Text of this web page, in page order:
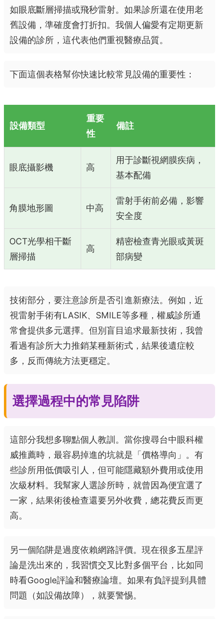
如眼底斷層掃描或飛秒雷射。如果診所還在使用老
舊設備，準確度會打折扣。我個人偏愛有定期更新
設備的診所，這代表他們重視醫療品質。
下面這個表格幫你快速比較常見設備的重要性：
設備類型
重要
性
備註
眼底攝影機 高
用于診斷視網膜疾病，
基本配備
角膜地形圖 中高
雷射手術前必備，影響
安全度
OCT光學相干斷
層掃描
高
精密檢查青光眼或黃斑
部病變
技術部分，要注意診所是否引進新療法。例如，近
視雷射手術有LASIK、SMILE等多種，權威診所通
常會提供多元選擇。但別盲目追求最新技術，我曾
看過有診所大力推銷某種新術式，結果後遺症較
多，反而傳統方法更穩定。
選擇過程中的常見陷阱
這部分我想多聊點個人教訓。當你搜尋台中眼科權
威推薦時，最容易掉進的坑就是「價格導向」。有
些診所用低價吸引人，但可能隱藏額外費用或使用
次級材料。我幫家人選診所時，就曾因為便宜選了
一家，結果術後檢查還要另外收費，總花費反而更
高。
另一個陷阱是過度依賴網路評價。現在很多五星評
論是洗出來的，我習慣交叉比對多個平台，比如同
時看Google評論和醫療論壇。如果有負評提到具體
問題（如設備故障），就要警惕。